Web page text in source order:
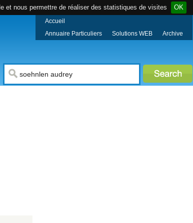
et nous permettre de réaliser des statistiques de visites OK
Accueil
Annuaire Particuliers
Solutions WEB Archive